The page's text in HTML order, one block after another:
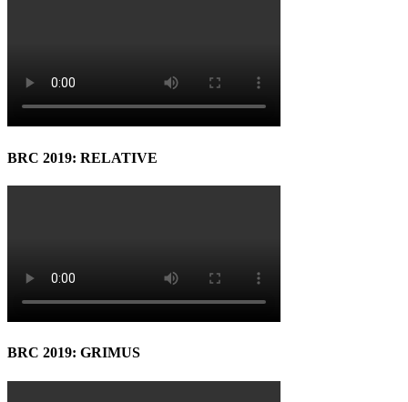
BRC 2019: RELATIVE
BRC 2019: GRIMUS